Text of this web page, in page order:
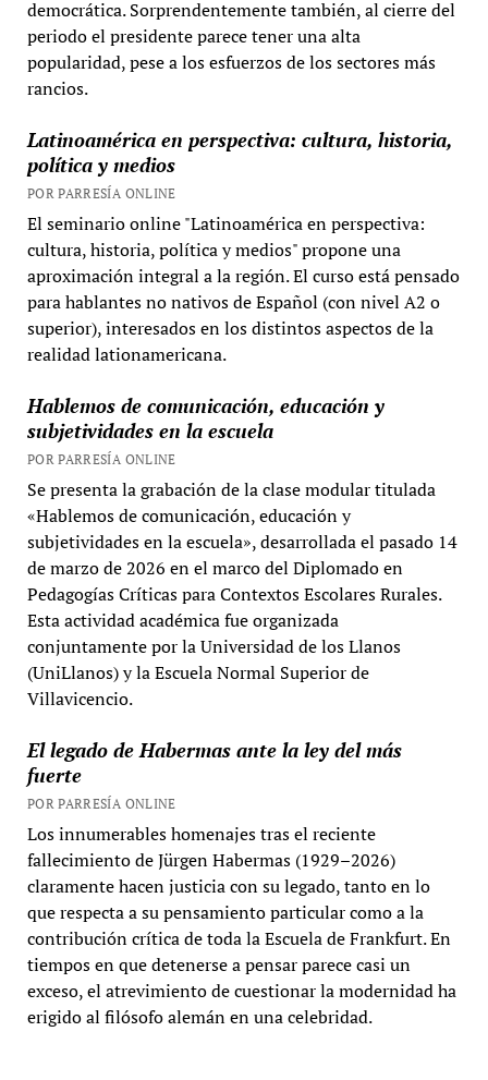
democrática. Sorprendentemente también, al cierre del
periodo el presidente parece tener una alta
popularidad, pese a los esfuerzos de los sectores más
rancios.
Latinoamérica en perspectiva: cultura, historia,
política y medios
POR PARRESÍA ONLINE
El seminario online "Latinoamérica en perspectiva:
cultura, historia, política y medios" propone una
aproximación integral a la región. El curso está pensado
para hablantes no nativos de Español (con nivel A2 o
superior), interesados en los distintos aspectos de la
realidad lationamericana.
Hablemos de comunicación, educación y
subjetividades en la escuela
POR PARRESÍA ONLINE
Se presenta la grabación de la clase modular titulada
«Hablemos de comunicación, educación y
subjetividades en la escuela», desarrollada el pasado 14
de marzo de 2026 en el marco del Diplomado en
Pedagogías Críticas para Contextos Escolares Rurales.
Esta actividad académica fue organizada
conjuntamente por la Universidad de los Llanos
(UniLlanos) y la Escuela Normal Superior de
Villavicencio.
El legado de Habermas ante la ley del más
fuerte
POR PARRESÍA ONLINE
Los innumerables homenajes tras el reciente
fallecimiento de Jürgen Habermas (1929–2026)
claramente hacen justicia con su legado, tanto en lo
que respecta a su pensamiento particular como a la
contribución crítica de toda la Escuela de Frankfurt. En
tiempos en que detenerse a pensar parece casi un
exceso, el atrevimiento de cuestionar la modernidad ha
erigido al filósofo alemán en una celebridad.